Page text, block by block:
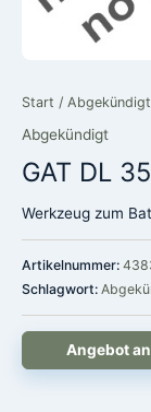
Start / Abgekündigt
Abgekündigt
GAT DL
Werkzeug zum
Artikelnummer:
Schlagwort:
Angebot